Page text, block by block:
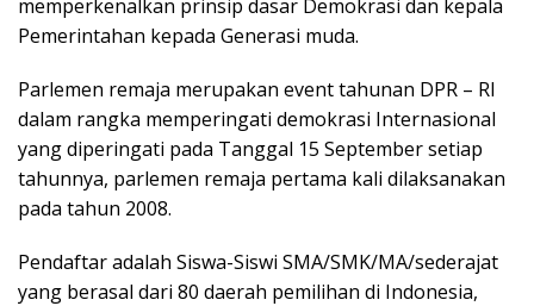
memperkenalkan prinsip dasar Demokrasi dan kepala
Pemerintahan kepada Generasi muda.
Parlemen remaja merupakan event tahunan DPR – RI
dalam rangka memperingati demokrasi Internasional
yang diperingati pada Tanggal 15 September setiap
tahunnya, parlemen remaja pertama kali dilaksanakan
pada tahun 2008.
Pendaftar adalah Siswa-Siswi SMA/SMK/MA/sederajat
yang berasal dari 80 daerah pemilihan di Indonesia,